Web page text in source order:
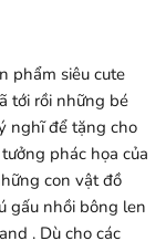
phẩm siêu cute
tới rồi những bé
nghĩ để tặng cho
phác họa của
con vật đồ
gấu nhồi bông len
. Dù cho các